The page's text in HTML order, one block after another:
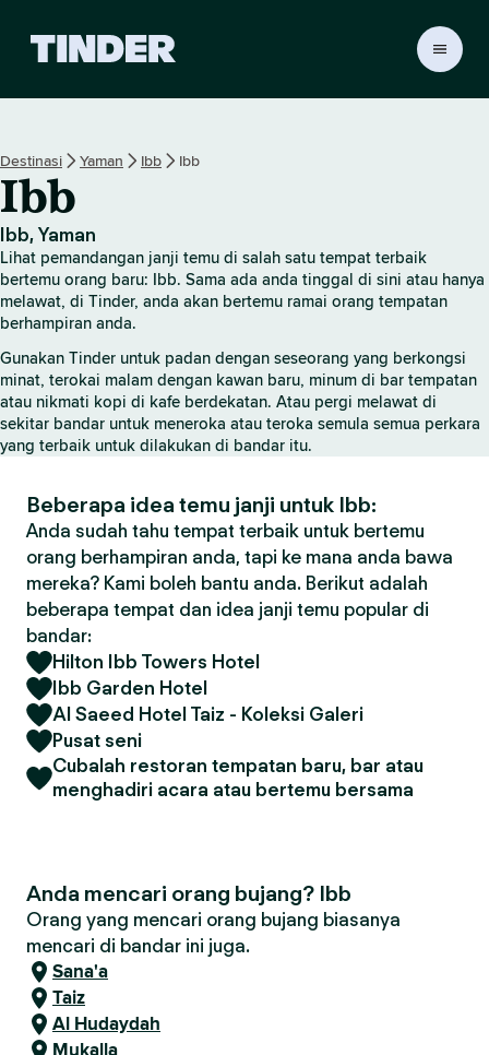
a
a
m
a
n
d
e
r
Destinasi Yaman Ibb Ibb
Ibb
Ibb, Yaman
Lihat pemandangan janji temu di salah satu tempat terbaik
bertemu orang baru: Ibb. Sama ada anda tinggal di sini atau hanya
melawat, di Tinder, anda akan bertemu ramai orang tempatan
berhampiran anda.
Gunakan Tinder untuk padan dengan seseorang yang berkongsi
minat, terokai malam dengan kawan baru, minum di bar tempatan
atau nikmati kopi di kafe berdekatan. Atau pergi melawat di
sekitar bandar untuk meneroka atau teroka semula semua perkara
yang terbaik untuk dilakukan di bandar itu.
Beberapa idea temu janji untuk Ibb:
Anda sudah tahu tempat terbaik untuk bertemu
orang berhampiran anda, tapi ke mana anda bawa
mereka? Kami boleh bantu anda. Berikut adalah
beberapa tempat dan idea janji temu popular di
bandar:
Hilton Ibb Towers Hotel
Ibb Garden Hotel
Al Saeed Hotel Taiz - Koleksi Galeri
Pusat seni
Cubalah restoran tempatan baru, bar atau
menghadiri acara atau bertemu bersama
Anda mencari orang bujang? Ibb
Orang yang mencari orang bujang biasanya
mencari di bandar ini juga.
Sana'a
Taiz
Al Hudaydah